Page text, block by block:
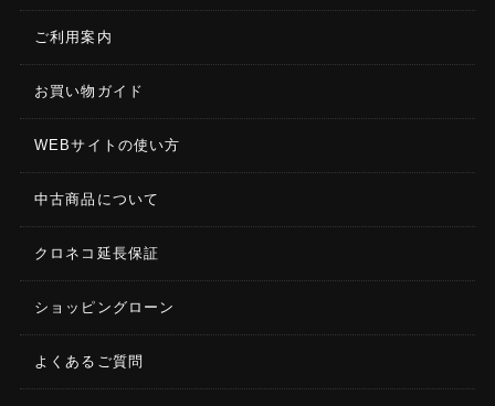
ご利用案内
お買い物ガイド
WEBサイトの使い方
中古商品について
クロネコ延長保証
ショッピングローン
よくあるご質問